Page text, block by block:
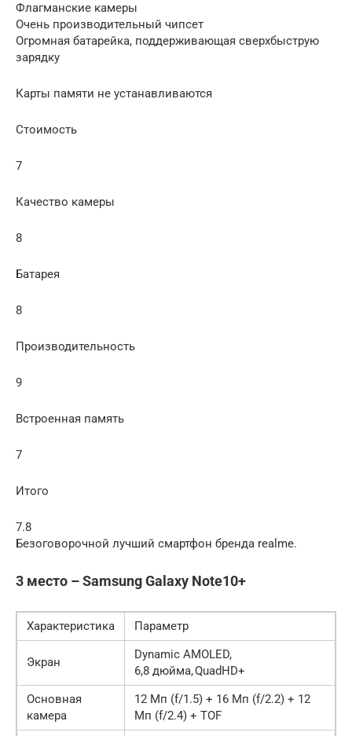
Флагманские камеры
Очень производительный чипсет
Огромная батарейка, поддерживающая сверхбыструю
зарядку
Карты памяти не устанавливаются
Стоимость
7
Качество камеры
8
Батарея
8
Производительность
9
Встроенная память
7
Итого
7.8
Безоговорочной лучший смартфон бренда realme.
3 место – Samsung Galaxy Note10+
Характеристика Параметр
Экран
Dynamic AMOLED,
6,8 дюйма, QuadHD+
Основная
камера
12 Мп (f/1.5) + 16 Мп (f/2.2) + 12
Мп (f/2.4) + TOF